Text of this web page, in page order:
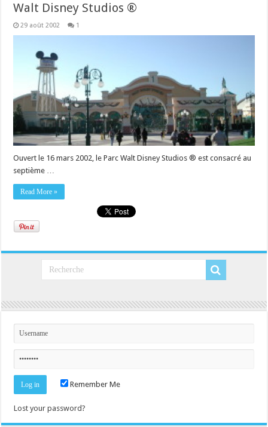
Walt Disney Studios ®
29 août 2002 1
Ouvert le 16 mars 2002, le Parc Walt Disney Studios ® est consacré au
septième …
Read More »
Remember Me
Lost your password?